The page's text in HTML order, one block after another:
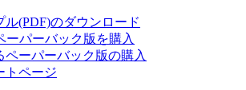
ル(PDF)のダウンロード
ーパーバック版を購入
ペーパーバック版の購入
トページ